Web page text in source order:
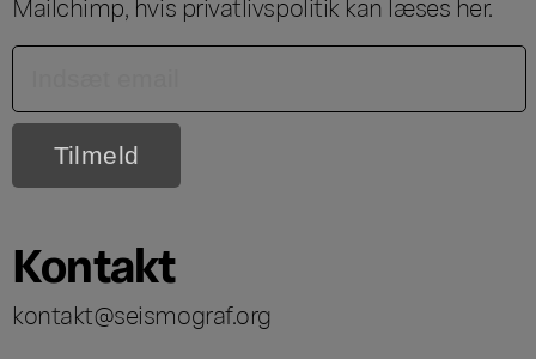
Kontakt
kontakt@seismograf.org